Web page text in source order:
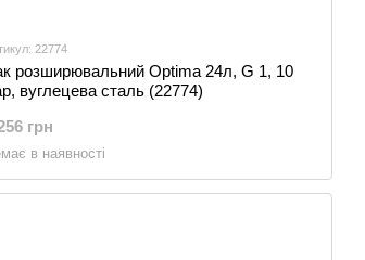
22774
розширювальний Optima 24л, G 1, 10
вуглецева сталь (22774)
грн
в наявності